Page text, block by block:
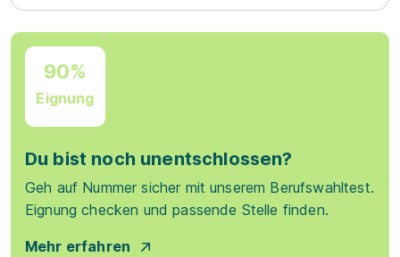
90%
Eignung
Du bist noch unentschlossen?
Geh auf Nummer sicher mit unserem Berufswahltest.
Eignung checken und passende Stelle finden.
Mehr erfahren